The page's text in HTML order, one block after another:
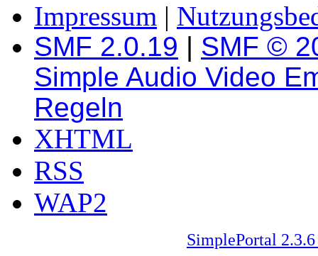
Impressum |
SMF 2.0.19 | SMF ©
Simple Audio Video
Regeln
XHTML
RSS
WAP2
SimplePortal